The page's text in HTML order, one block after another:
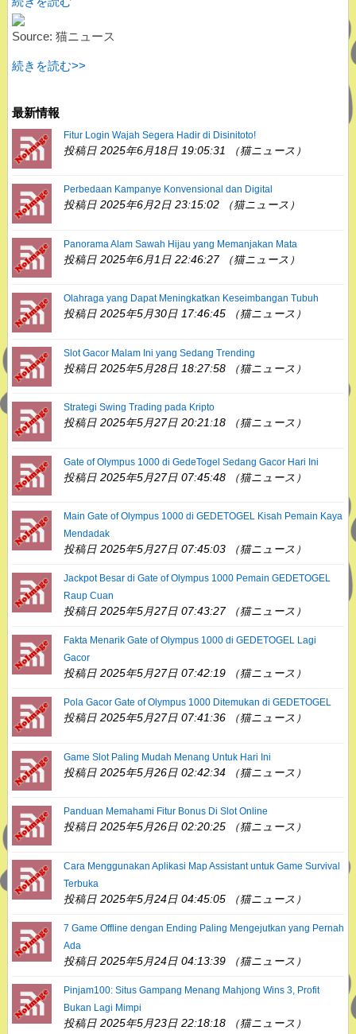
Source: 猫ニュース
続きを読む>>
最新情報
Fitur Login Wajah Segera Hadir di Disinitoto!
投稿日 2025年6月18日 19:05:31 （猫ニュース）
Perbedaan Kampanye Konvensional dan Digital
投稿日 2025年6月2日 23:15:02 （猫ニュース）
Panorama Alam Sawah Hijau yang Memanjakan Mata
投稿日 2025年6月1日 22:46:27 （猫ニュース）
Olahraga yang Dapat Meningkatkan Keseimbangan Tubuh
投稿日 2025年5月30日 17:46:45 （猫ニュース）
Slot Gacor Malam Ini yang Sedang Trending
投稿日 2025年5月28日 18:27:58 （猫ニュース）
Strategi Swing Trading pada Kripto
投稿日 2025年5月27日 20:21:18 （猫ニュース）
Gate of Olympus 1000 di GedeTogel Sedang Gacor Hari Ini
投稿日 2025年5月27日 07:45:48 （猫ニュース）
Main Gate of Olympus 1000 di GEDETOGEL Kisah Pemain Kaya
Mendadak
投稿日 2025年5月27日 07:45:03 （猫ニュース）
Jackpot Besar di Gate of Olympus 1000 Pemain GEDETOGEL
Raup Cuan
投稿日 2025年5月27日 07:43:27 （猫ニュース）
Fakta Menarik Gate of Olympus 1000 di GEDETOGEL Lagi
Gacor
投稿日 2025年5月27日 07:42:19 （猫ニュース）
Pola Gacor Gate of Olympus 1000 Ditemukan di GEDETOGEL
投稿日 2025年5月27日 07:41:36 （猫ニュース）
Game Slot Paling Mudah Menang Untuk Hari Ini
投稿日 2025年5月26日 02:42:34 （猫ニュース）
Panduan Memahami Fitur Bonus Di Slot Online
投稿日 2025年5月26日 02:20:25 （猫ニュース）
Cara Menggunakan Aplikasi Map Assistant untuk Game Survival
Terbuka
投稿日 2025年5月24日 04:45:05 （猫ニュース）
7 Game Offline dengan Ending Paling Mengejutkan yang Pernah
Ada
投稿日 2025年5月24日 04:13:39 （猫ニュース）
Pinjam100: Situs Gampang Menang Mahjong Wins 3, Profit
Bukan Lagi Mimpi
投稿日 2025年5月23日 22:18:18 （猫ニュース）